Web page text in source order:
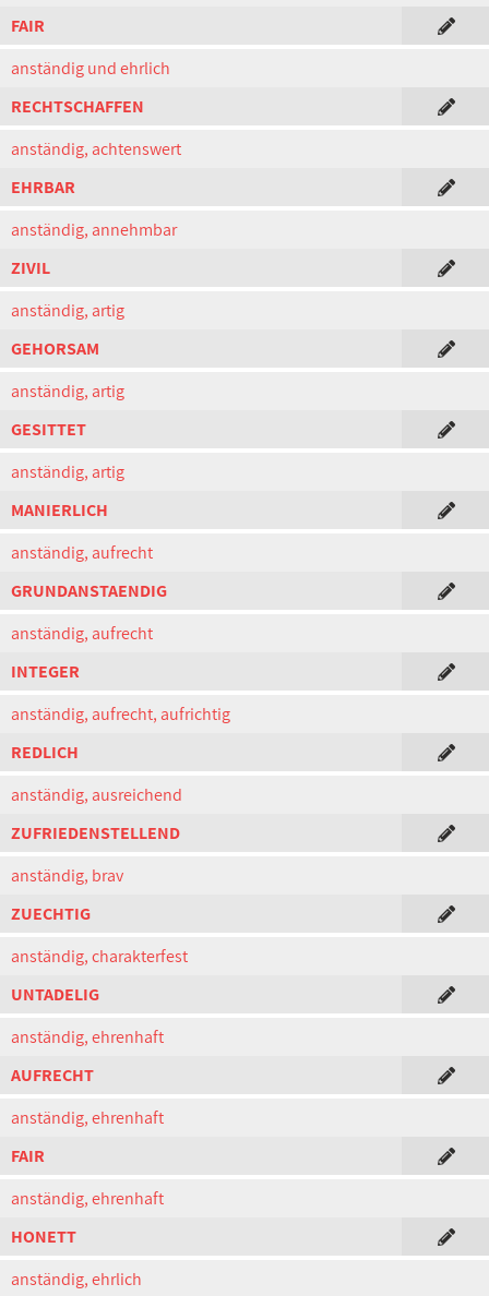
FAIR
anständig und ehrlich
RECHTSCHAFFEN
anständig, achtenswert
EHRBAR
anständig, annehmbar
ZIVIL
anständig, artig
GEHORSAM
anständig, artig
GESITTET
anständig, artig
MANIERLICH
anständig, aufrecht
GRUNDANSTAENDIG
anständig, aufrecht
INTEGER
anständig, aufrecht, aufrichtig
REDLICH
anständig, ausreichend
ZUFRIEDENSTELLEND
anständig, brav
ZUECHTIG
anständig, charakterfest
UNTADELIG
anständig, ehrenhaft
AUFRECHT
anständig, ehrenhaft
FAIR
anständig, ehrenhaft
HONETT
anständig, ehrlich